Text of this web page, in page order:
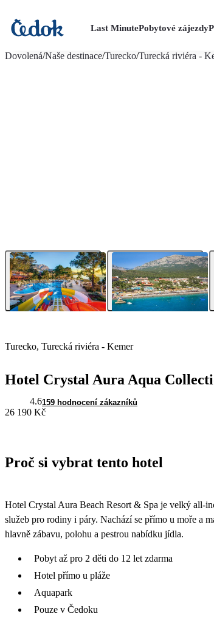
Last MinutePobytové zájezdy
Dovolená/Naše destinace/Turecko/Turecká riviéra -
Turecko, Turecká riviéra - Kemer
Hotel Crystal Aura Aqua
4.6159 hodnocení zákazníků
26 190 Kč
Proč si vybrat tento hotel
Hotel Crystal Aura Beach Resort & Spa je velký all-
služeb pro rodiny i páry. Nachází se přímo u moře a
hlavně zábavu, polohu a pestrou nabídku jídla.
Pobyt až pro 2 děti do 12 let zdarma
Hotel přímo u pláže
Aquapark
Pouze v Čedoku